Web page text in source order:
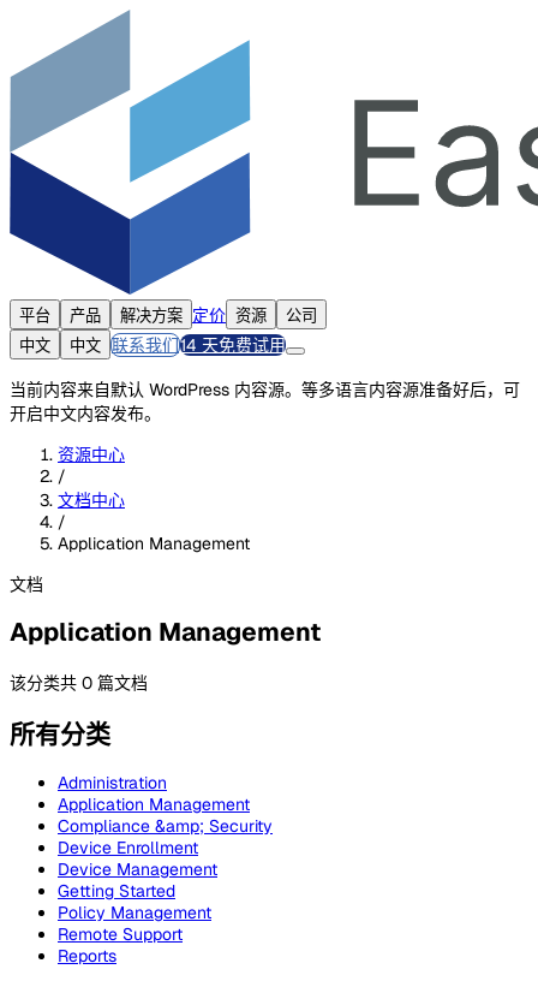
平台 产品 解决方案 定价 资源
公司
中文
中文 联系我们14 天免费试用
当前内容来自默认 WordPress 内容源。等多语言内容源准备好后，可
开启中文内容发布。
资源中心
/
文档中心
/
Application Management
文档
Application Management
该分类共 0 篇文档
所有分类
Administration
Application Management
Compliance &amp; Security
Device Enrollment
Device Management
Getting Started
Policy Management
Remote Support
Reports